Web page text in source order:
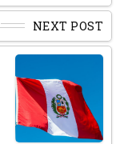
NEXT POST